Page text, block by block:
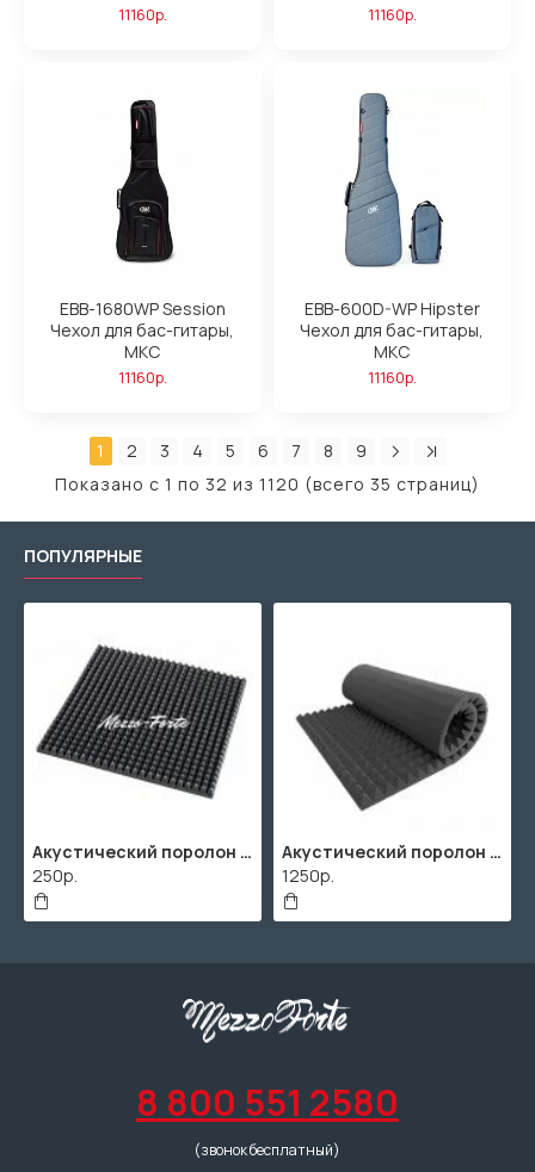
11160р. 11160р.
EBB-1680WP Session
Чехол для бас-гитары,
MKC
11160р.
EBB-600D-WP Hipster
Чехол для бас-гитары,
MKC
11160р.
1 2 3 4 5 6 7 8
9
Показано с 1 по 32 из 1120 (всего 35 страниц)
ПОПУЛЯРНЫЕ
1250р.
506р.
8 800 551 2580
(звонок бесплатный)